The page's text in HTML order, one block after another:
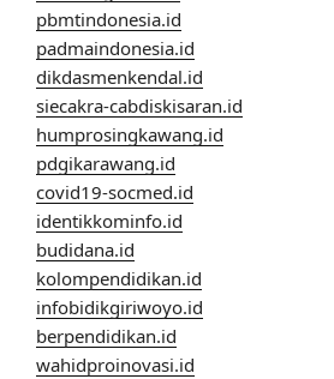
pbmtindonesia.id
padmaindonesia.id
dikdasmenkendal.id
siecakra-cabdiskisaran.id
humprosingkawang.id
pdgikarawang.id
covid19-socmed.id
identikkominfo.id
budidana.id
kolompendidikan.id
infobidikgiriwoyo.id
berpendidikan.id
wahidproinovasi.id